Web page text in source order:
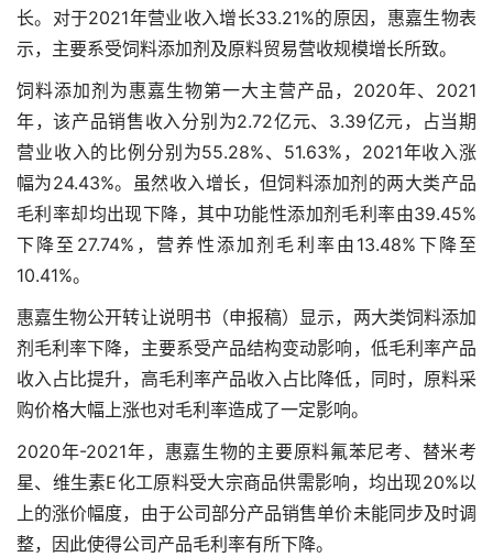
长。对于2021年营业收入增长33.21%的原因，惠嘉生物表
示，主要系受饲料添加剂及原料贸易营收规模增长所致。
饲料添加剂为惠嘉生物第一大主营产品，2020年、2021
年，该产品销售收入分别为2.72亿元、3.39亿元，占当期
营业收入的比例分别为55.28%、51.63%，2021年收入涨
幅为24.43%。虽然收入增长，但饲料添加剂的两大类产品
毛利率却均出现下降，其中功能性添加剂毛利率由39.45%
下降至27.74%，营养性添加剂毛利率由13.48%下降至
10.41%。
惠嘉生物公开转让说明书（申报稿）显示，两大类饲料添加
剂毛利率下降，主要系受产品结构变动影响，低毛利率产品
收入占比提升，高毛利率产品收入占比降低，同时，原料采
购价格大幅上涨也对毛利率造成了一定影响。
2020年-2021年，惠嘉生物的主要原料氟苯尼考、替米考
星、维生素E化工原料受大宗商品供需影响，均出现20%以
上的涨价幅度，由于公司部分产品销售单价未能同步及时调
整，因此使得公司产品毛利率有所下降。